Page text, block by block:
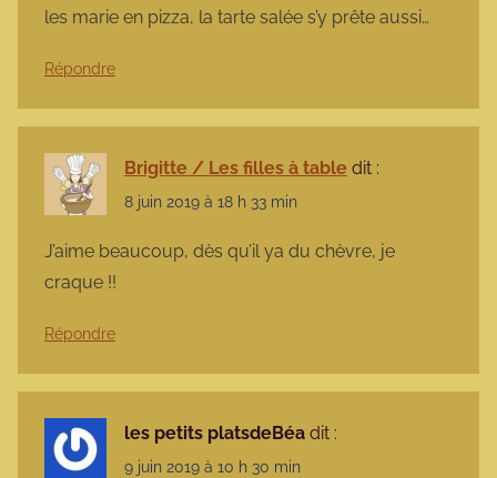
les marie en pizza, la tarte salée s’y prête aussi…
Répondre
Brigitte / Les filles à table dit :
8 juin 2019 à 18 h 33 min
J’aime beaucoup, dès qu’il ya du chèvre, je
craque !!
Répondre
les petits platsdeBéa dit :
9 juin 2019 à 10 h 30 min